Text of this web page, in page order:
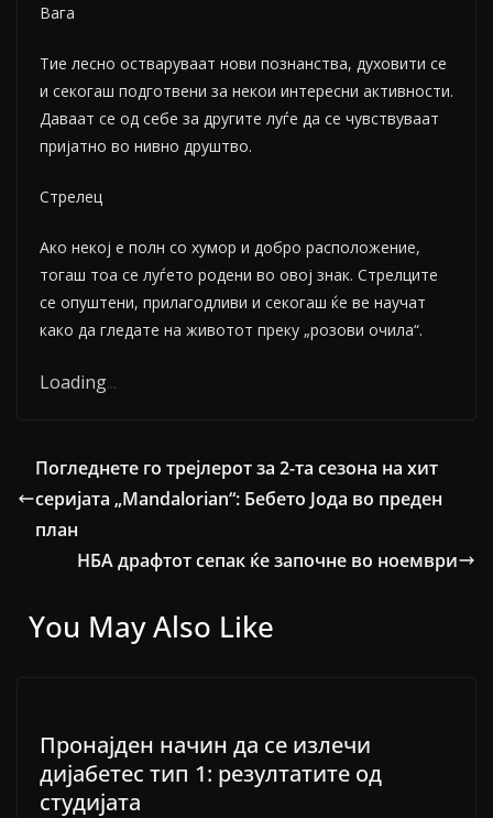
Вага
Тие лесно остваруваат нови познанства, духовити се
и секогаш подготвени за некои интересни активности.
Даваат се од себе за другите луѓе да се чувствуваат
пријатно во нивно друштво.
Стрелец
Ако некој е полн со хумор и добро расположение,
тогаш тоа се луѓето родени во овој знак. Стрелците
се опуштени, прилагодливи и секогаш ќе ве научат
како да гледате на животот преку „розови очила“.
Loading...
Погледнете го трејлерот за 2-та сезона на хит
серијата „Mandalorian“: Бебето Јода во преден
план
НБА драфтот сепак ќе започне во ноември
You May Also Like
Пронајден начин да се излечи
дијабетес тип 1: резултатите од
студијата